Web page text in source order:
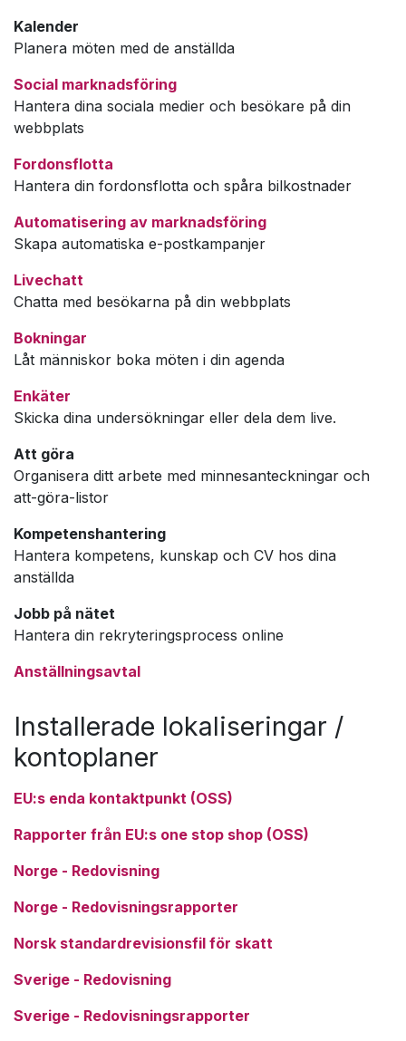
Kalender
Planera möten med de anställda
Social marknadsföring
Hantera dina sociala medier och besökare på din
webbplats
Fordonsflotta
Hantera din fordonsflotta och spåra bilkostnader
Automatisering av marknadsföring
Skapa automatiska e-postkampanjer
Livechatt
Chatta med besökarna på din webbplats
Bokningar
Låt människor boka möten i din agenda
Enkäter
Skicka dina undersökningar eller dela dem live.
Att göra
Organisera ditt arbete med minnesanteckningar och
att-göra-listor
Kompetenshantering
Hantera kompetens, kunskap och CV hos dina
anställda
Jobb på nätet
Hantera din rekryteringsprocess online
Anställningsavtal
Installerade lokaliseringar /
kontoplaner
EU:s enda kontaktpunkt (OSS)
Rapporter från EU:s one stop shop (OSS)
Norge - Redovisning
Norge - Redovisningsrapporter
Norsk standardrevisionsfil för skatt
Sverige - Redovisning
Sverige - Redovisningsrapporter